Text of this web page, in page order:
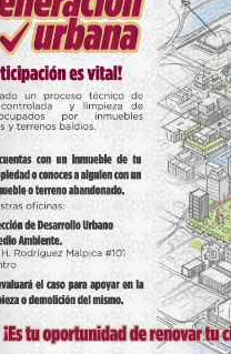
COMPARTE ESTA